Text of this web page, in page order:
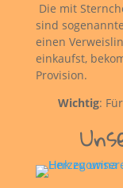
Die mit
sind
einen
einkaufst,
Provision.
Wichtig: